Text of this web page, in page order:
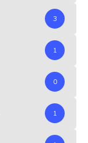
3
1
0
1